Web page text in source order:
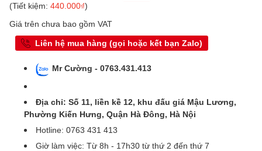
(Tiết kiệm: 440.000₫)
Giá trên chưa bao gồm VAT
Liên hệ mua hàng (gọi hoặc kết bạn Zalo)
Mr Cường - 0763.431.413
Địa chỉ: Số 11, liền kề 12, khu đấu giá Mậu Lương,
Phường Kiến Hưng, Quận Hà Đông, Hà Nội
Hotline: 0763 431 413
Giờ làm việc: Từ 8h - 17h30 từ thứ 2 đến thứ 7